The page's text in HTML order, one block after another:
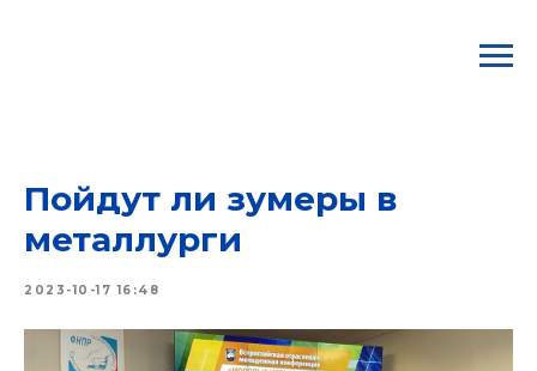
Пойдут ли зумеры в
металлурги
2023-10-17 16:48